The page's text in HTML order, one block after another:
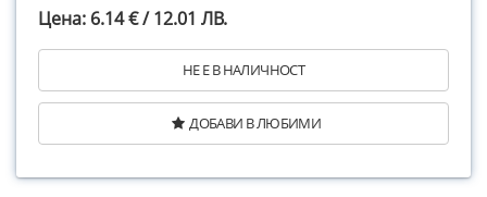
Цена: 6.14 € / 12.01 ЛВ.
НЕ Е В НАЛИЧНОСТ
ДОБАВИ В ЛЮБИМИ